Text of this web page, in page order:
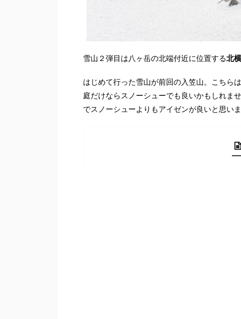
雪山２弾目は八ヶ岳の北端付近に位置する北
はじめて行った雪山が前回の入笠山。こちらは
庭だけならスノーシューでも良いかもしれま
でスノーシューよりもアイゼンが良いと思いま